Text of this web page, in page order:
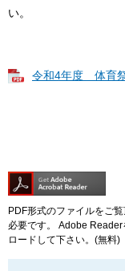
い。
令和4年度 体育
PDF形式のファイルをご
必要です。
Adobe Reader
ロードして下さい。(無料)